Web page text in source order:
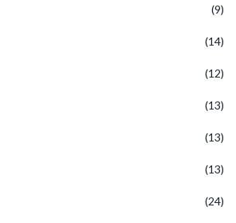
(9)
(14)
(12)
(13)
(13)
(13)
(24)